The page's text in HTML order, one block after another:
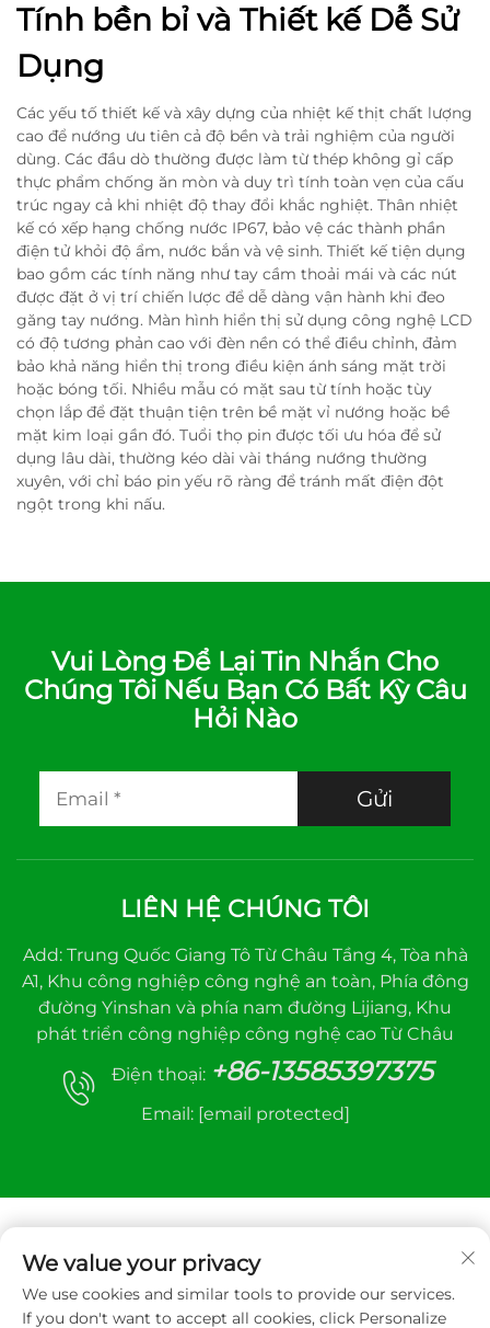
Tính bền bỉ và Thiết kế Dễ Sử
Dụng
Các yếu tố thiết kế và xây dựng của nhiệt kế thịt chất lượng
cao để nướng ưu tiên cả độ bền và trải nghiệm của người
dùng. Các đầu dò thường được làm từ thép không gỉ cấp
thực phẩm chống ăn mòn và duy trì tính toàn vẹn của cấu
trúc ngay cả khi nhiệt độ thay đổi khắc nghiệt. Thân nhiệt
kế có xếp hạng chống nước IP67, bảo vệ các thành phần
điện tử khỏi độ ẩm, nước bắn và vệ sinh. Thiết kế tiện dụng
bao gồm các tính năng như tay cầm thoải mái và các nút
được đặt ở vị trí chiến lược để dễ dàng vận hành khi đeo
găng tay nướng. Màn hình hiển thị sử dụng công nghệ LCD
có độ tương phản cao với đèn nền có thể điều chỉnh, đảm
bảo khả năng hiển thị trong điều kiện ánh sáng mặt trời
hoặc bóng tối. Nhiều mẫu có mặt sau từ tính hoặc tùy
chọn lắp để đặt thuận tiện trên bề mặt vỉ nướng hoặc bề
mặt kim loại gần đó. Tuổi thọ pin được tối ưu hóa để sử
dụng lâu dài, thường kéo dài vài tháng nướng thường
xuyên, với chỉ báo pin yếu rõ ràng để tránh mất điện đột
ngột trong khi nấu.
Vui Lòng Để Lại Tin Nhắn Cho
Chúng Tôi Nếu Bạn Có Bất Kỳ Câu
Hỏi Nào
Gửi
LIÊN HỆ CHÚNG TÔI
Add: Trung Quốc Giang Tô Từ Châu Tầng 4, Tòa nhà
A1, Khu công nghiệp công nghệ an toàn, Phía đông
đường Yinshan và phía nam đường Lijiang, Khu
phát triển công nghiệp công nghệ cao Từ Châu
Điện thoại: +86-13585397375
Email: [email protected]
Bản quyền © 2025 Xuzhou sanhe automatic
We value your privacy
We use cookies and similar tools to provide our services.
If you don't want to accept all cookies, click Personalize